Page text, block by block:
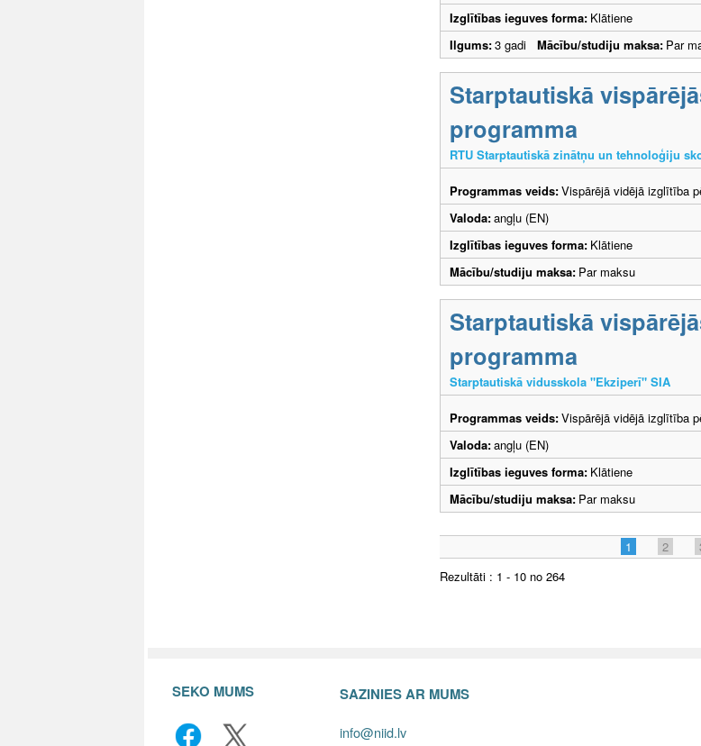
Izglītības ieguves forma: Klātiene
Ilgums:3 gadi Mācību/studiju maksa: Par
Starptautiskā
programma
RTU Starptautiskā zinātņu un tehnoloģiju
Programmas veids:Vispārējā vidējā izglītība
Valoda:angļu (EN)
Izglītības ieguves forma: Klātiene
Mācību/studiju maksa: Par maksu
Starptautiskā
programma
Starptautiskā vidusskola "Ekziperī" SIA
Programmas veids:Vispārējā vidējā izglītība
Valoda:angļu (EN)
Izglītības ieguves forma: Klātiene
Mācību/studiju maksa: Par maksu
1 2
Rezultāti : 1 - 10 no 264
SEKO MUMS SAZINIES AR MUMS
info@niid.lv